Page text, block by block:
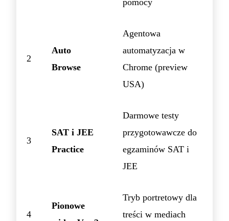
pomocy
2
Auto
Browse
Agentowa
automatyzacja w
Chrome (preview
USA)
3
SAT i JEE
Practice
Darmowe testy
przygotowawcze do
egzaminów SAT i
JEE
4
Pionowe
Tryb portretowy dla
treści w mediach